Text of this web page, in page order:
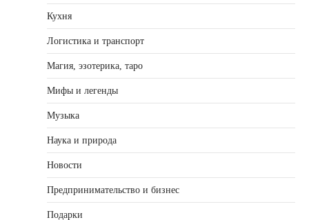
Кухня
Логистика и транспорт
Магия, эзотерика, таро
Мифы и легенды
Музыка
Наука и природа
Новости
Предпринимательство и бизнес
Подарки